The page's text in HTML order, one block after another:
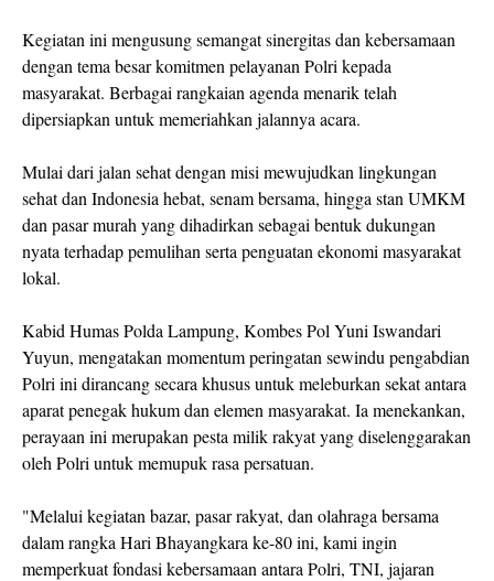
Kegiatan ini mengusung semangat sinergitas dan kebersamaan
dengan tema besar komitmen pelayanan Polri kepada
masyarakat. Berbagai rangkaian agenda menarik telah
dipersiapkan untuk memeriahkan jalannya acara.
Mulai dari jalan sehat dengan misi mewujudkan lingkungan
sehat dan Indonesia hebat, senam bersama, hingga stan UMKM
dan pasar murah yang dihadirkan sebagai bentuk dukungan
nyata terhadap pemulihan serta penguatan ekonomi masyarakat
lokal.
Kabid Humas Polda Lampung, Kombes Pol Yuni Iswandari
Yuyun, mengatakan momentum peringatan sewindu pengabdian
Polri ini dirancang secara khusus untuk meleburkan sekat antara
aparat penegak hukum dan elemen masyarakat. Ia menekankan,
perayaan ini merupakan pesta milik rakyat yang diselenggarakan
oleh Polri untuk memupuk rasa persatuan.
"Melalui kegiatan bazar, pasar rakyat, dan olahraga bersama
dalam rangka Hari Bhayangkara ke-80 ini, kami ingin
memperkuat fondasi kebersamaan antara Polri, TNI, jajaran